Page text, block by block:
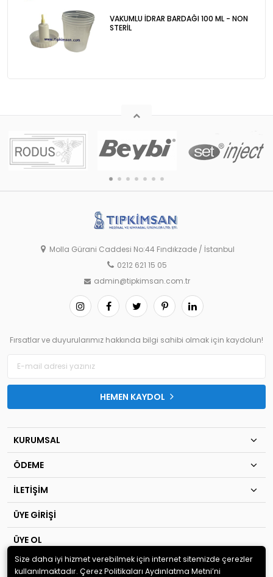
VAKUMLU İDRAR BARDAĞI 100 ML - NON
STERİL
Molla Gürani Caddesi No:44 Fındıkzade / İstanbul
0212 621 15 05
admin@tipkimsan.com.tr
Fırsatlar ve duyurularımız hakkında bilgi sahibi olmak için kaydolun!
HEMEN KAYDOL
KURUMSAL
ÖDEME
İLETİŞİM
ÜYE GİRİŞİ
ÜYE OL
© 2020 TIP KİM SAN Ltd.Şti . Tüm hakları saklıdır.
Size daha iyi hizmet verebilmek için internet sitemizde çerezler
kullanılmaktadır. Çerez Politikaları Aydınlatma Metni’ni